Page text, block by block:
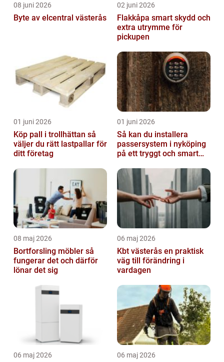
08 juni 2026
Byte av elcentral västerås
02 juni 2026
Flakkåpa smart skydd och
extra utrymme för
pickupen
01 juni 2026
Köp pall i trollhättan så
väljer du rätt lastpallar för
ditt företag
01 juni 2026
Så kan du installera
passersystem i nyköping
på ett tryggt och smart
08 maj 2026
Bortforsling möbler så
fungerar det och därför
lönar det sig
06 maj 2026
Kbt västerås en praktisk
väg till förändring i
vardagen
06 maj 2026 06 maj 2026